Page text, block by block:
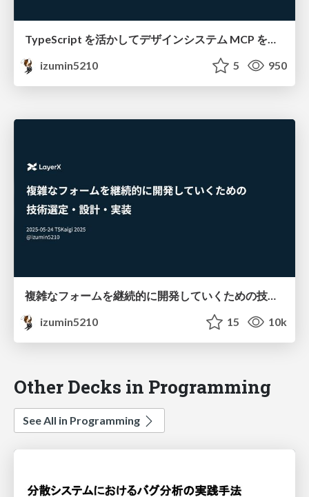
TypeScript を活かしてデザインシステム MCP を作る / #tskaigi_after_night
izumin5210
5 950
複雑なフォームを継続的に開発していくための技術選定・設計・実装 #tskaigi / #tskaigi2025
izumin5210
15 10k
Other Decks in Programming
See All in Programming